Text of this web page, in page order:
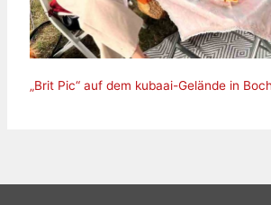
„Brit Pic“ auf dem kubaai-Gelände in